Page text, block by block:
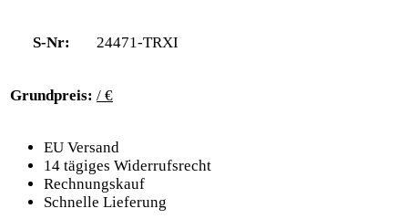
S-Nr: 24471-TRXI
Grundpreis: / €
EU Versand
14 tägiges Widerrufsrecht
Rechnungskauf
Schnelle Lieferung